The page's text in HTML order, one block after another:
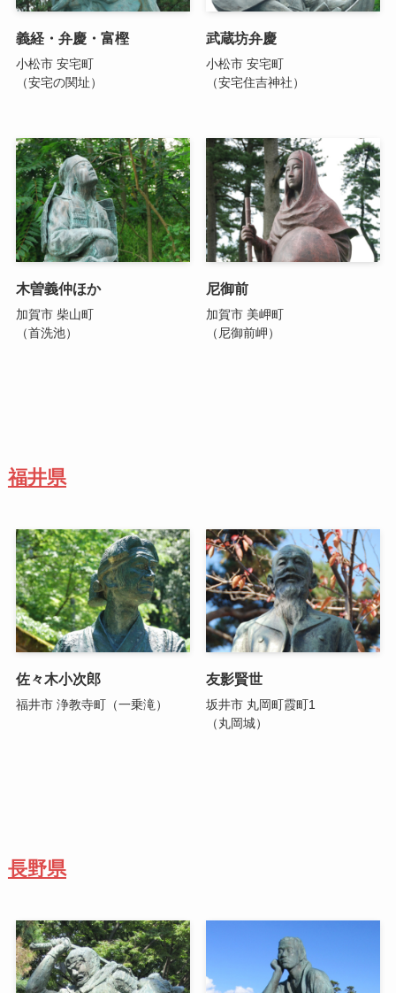
義経・弁慶・富樫
小松市 安宅町
（安宅の関址）
武蔵坊弁慶
小松市 安宅町
（安宅住吉神社）
木曽義仲ほか
加賀市 柴山町
（首洗池）
尼御前
加賀市 美岬町
（尼御前岬）
福井県
佐々木小次郎
福井市 浄教寺町（一乗滝）
友影賢世
坂井市 丸岡町霞町1
（丸岡城）
長野県